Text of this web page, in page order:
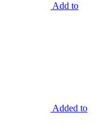
Add to
Added to